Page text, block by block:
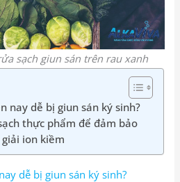
sạch giun sán trên rau xanh
nay dễ bị giun sán ký sinh?
thực phẩm để đảm bảo
ion kiềm
dễ bị giun sán ký sinh?